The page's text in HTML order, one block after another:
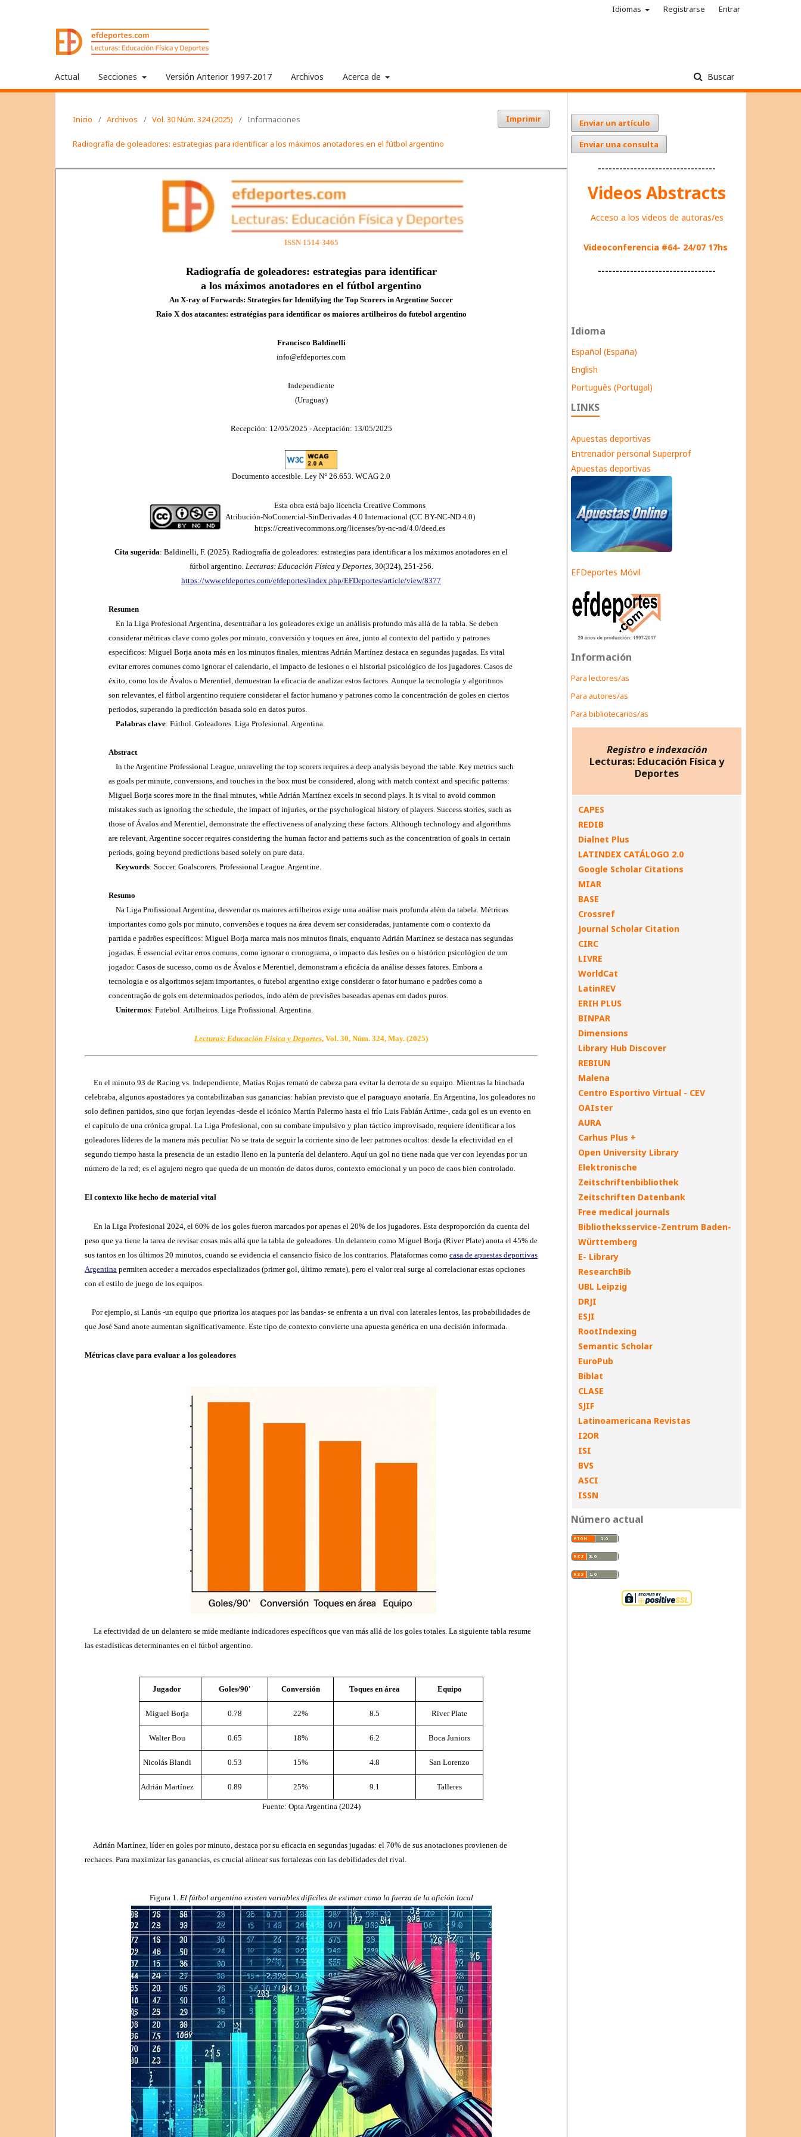
Actual Secciones Versión Anterior 1997-2017 Archivos Acerca de Buscar
Idiomas Registrarse Entrar
Inicio / Archivos / Vol. 30 Núm. 324 (2025) / Informaciones Imprimir
Radiografía de goleadores: estrategias para identificar a los máximos anotadores en el fútbol argentino
Enviar un artículo
Enviar una consulta
---------------------------------
Videos Abstracts
Acceso a los videos de autoras/es
Videoconferencia #64- 24/07 17hs
---------------------------------
Idioma
Español (España)
English
Português (Portugal)
LINKS
Apuestas deportivas
Entrenador personal Superprof
Apuestas deportivas
EFDeportes Móvil
Información
Para lectores/as
Para autores/as
Para bibliotecarios/as
Registro e indexación
Lecturas: Educación Física y
Deportes
CAPES
REDIB
Dialnet Plus
LATINDEX CATÁLOGO 2.0
Google Scholar Citations
MIAR
BASE
Crossref
Journal Scholar Citation
CIRC
LIVRE
WorldCat
LatinREV
ERIH PLUS
BINPAR
Dimensions
Library Hub Discover
REBIUN
Malena
Centro Esportivo Virtual - CEV
OAIster
AURA
Carhus Plus +
Open University Library
Elektronische
Zeitschriftenbibliothek
Zeitschriften Datenbank
Free medical journals
Bibliotheksservice-Zentrum Baden-
Württemberg
E- Library
ResearchBib
UBL Leipzig
DRJI
ESJI
RootIndexing
Semantic Scholar
EuroPub
Biblat
CLASE
SJIF
Latinoamericana Revistas
I2OR
ISI
BVS
ASCI
ISSN
Número actual